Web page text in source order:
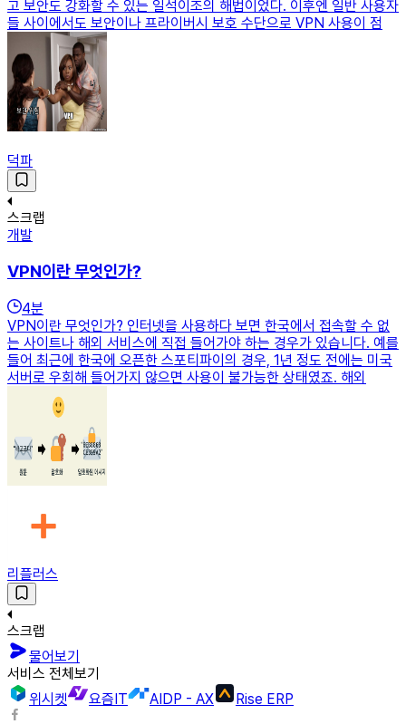
고 보안도 강화할 수 있는 일석이조의 해법이었다. 이후엔 일반 사용자
들 사이에서도 보안이나 프라이버시 보호 수단으로 VPN 사용이 점
덕파
스크랩
개발
VPN이란 무엇인가?
4분
VPN이란 무엇인가? 인터넷을 사용하다 보면 한국에서 접속할 수 없
는 사이트나 해외 서비스에 직접 들어가야 하는 경우가 있습니다. 예를
들어 최근에 한국에 오픈한 스포티파이의 경우, 1년 정도 전에는 미국
서버로 우회해 들어가지 않으면 사용이 불가능한 상태였죠. 해외
리플러스
스크랩
물어보기
서비스 전체보기
위시켓
요즘IT AIDP - AX Rise ERP